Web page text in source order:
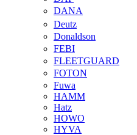
DANA
Deutz
Donaldson
FEBI
FLEETGUARD
FOTON
Fuwa
HAMM
Hatz
HOWO
HYVA